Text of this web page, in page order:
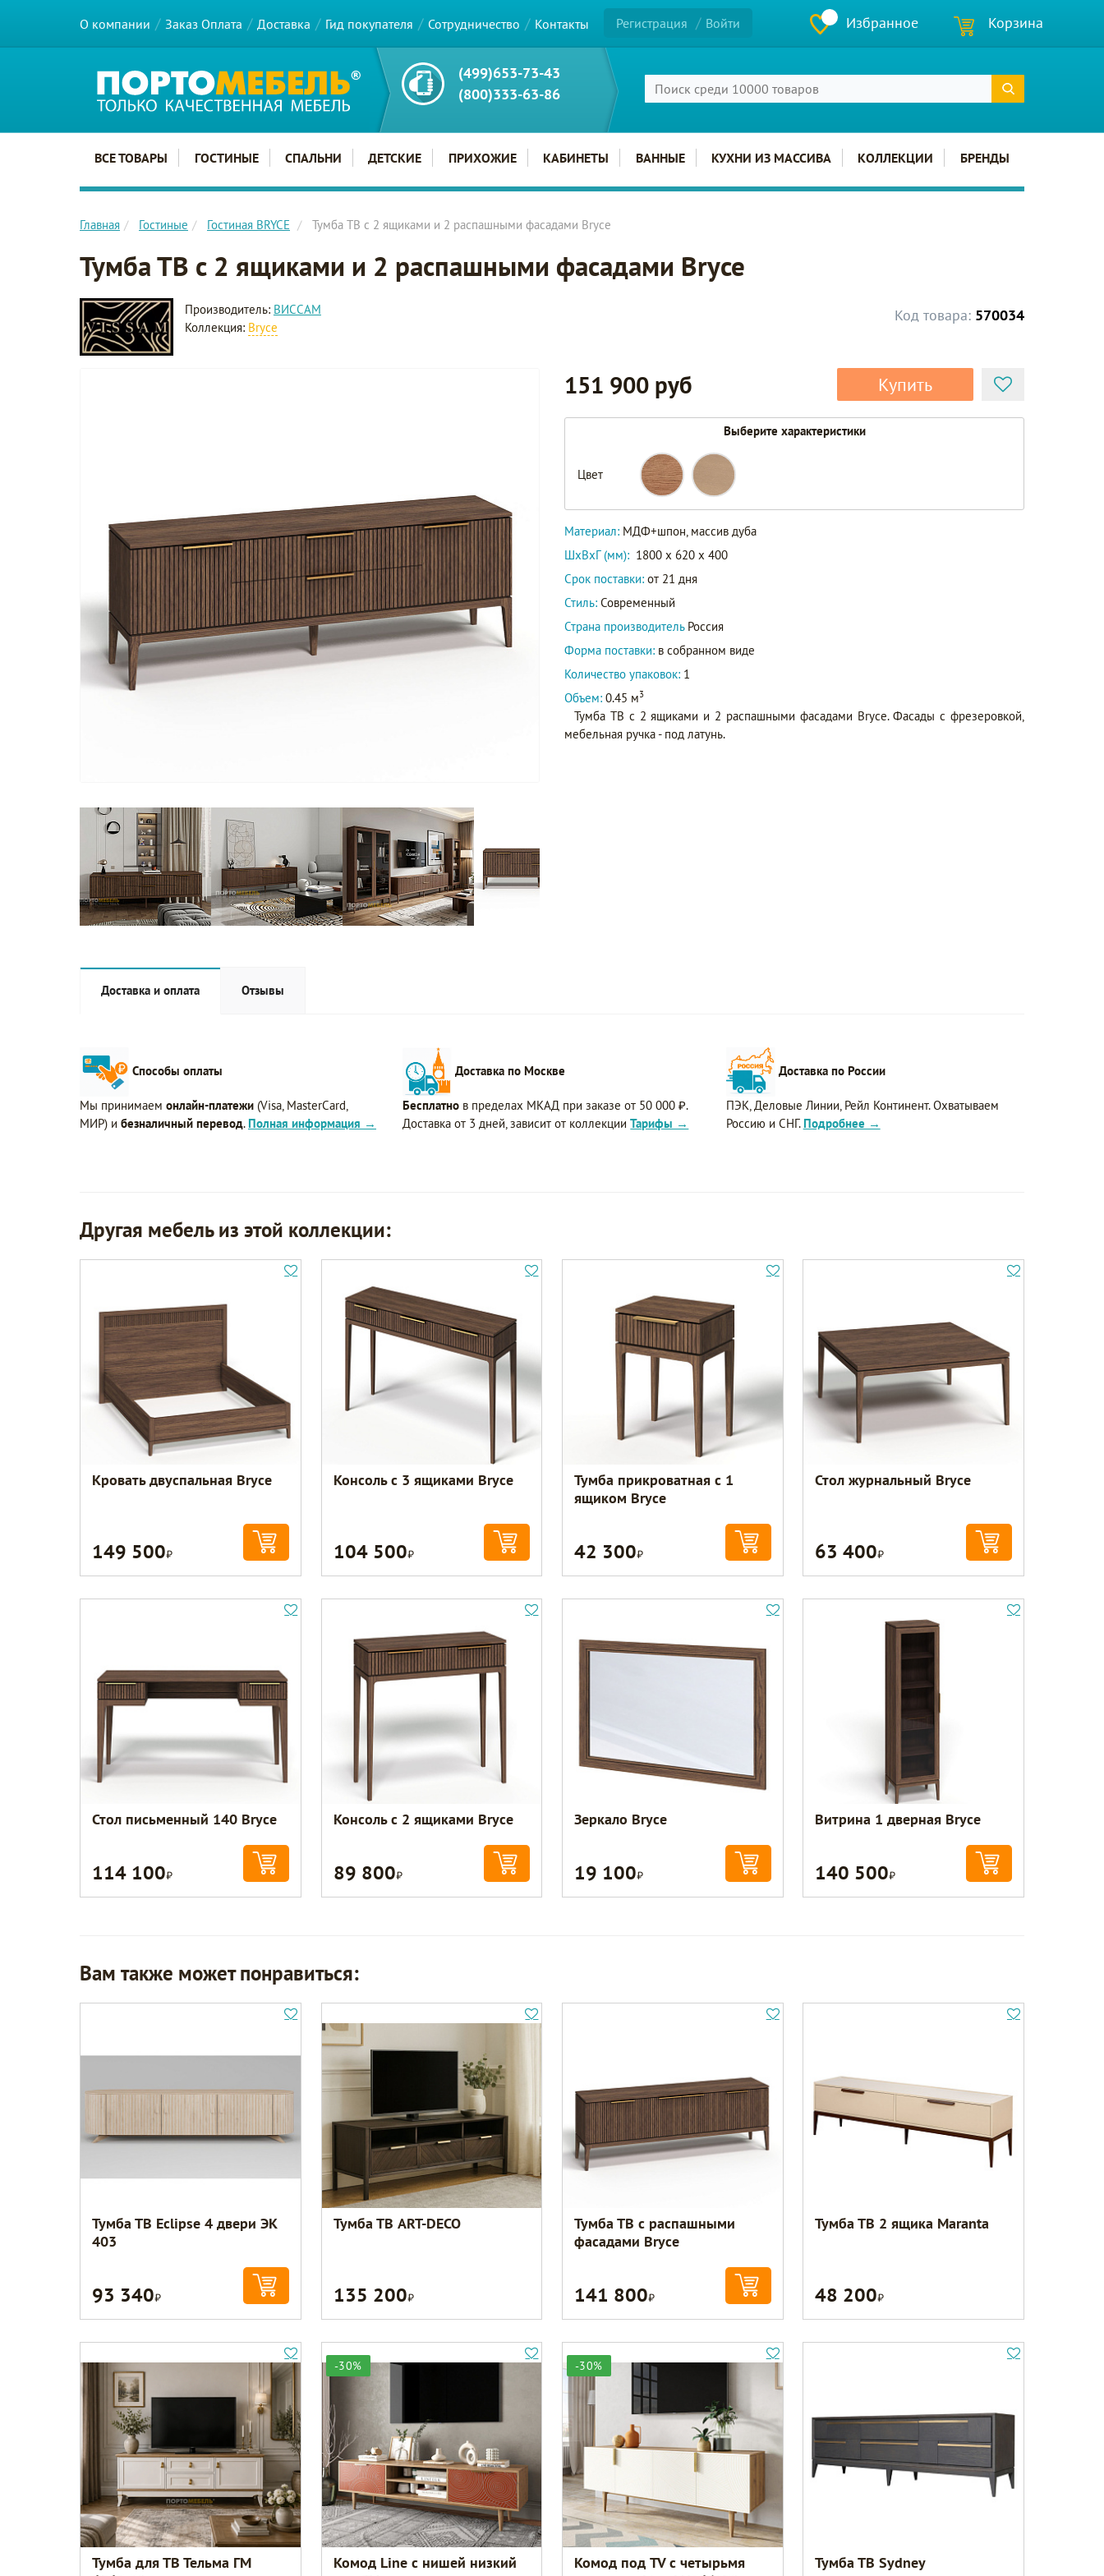
О компании Заказ Оплата Доставка Гид покупателя Сотрудничество Контакты Регистрация Войти Избранное Корзина
(499)653-73-43
(800)333-63-86
Главное меню сайта
ВСЕ ТОВАРЫ ГОСТИНЫЕ СПАЛЬНИ ДЕТСКИЕ ПРИХОЖИЕ КАБИНЕТЫ ВАННЫЕ КУХНИ ИЗ МАССИВА КОЛЛЕКЦИИ БРЕНДЫ
Главная Гостиные Гостиная BRYCE Тумба ТВ с 2 ящиками и 2 распашными фасадами Bryce
Тумба ТВ с 2 ящиками и 2 распашными фасадами Bryce
Код товара: 570034
Производитель: ВИССАМ
Коллекция: Bryce
151 900 руб Купить
Выберите характеристики
Цвет
21022.01
21022.02
Материал: МДФ+шпон, массив дуба
ШxВxГ (мм): 1800 x 620 x 400
Срок поставки: от 21 дня
Стиль: Современный
Страна производитель Россия
Форма поставки: в собранном виде
Количество упаковок: 1
Объем: 0.45 м3
Тумба ТВ с 2 ящиками и 2 распашными фасадами Bryce. Фасады с фрезеровкой,
мебельная ручка - под латунь.
Доставка и оплата Отзывы
Способы оплаты
Мы принимаем онлайн-платежи (Visa, MasterCard,
МИР) и безналичный перевод. Полная информация →
Доставка по Москве
Бесплатно в пределах МКАД при заказе от 50 000 ₽.
Доставка от 3 дней, зависит от коллекцииТарифы →
Доставка по России
ПЭК, Деловые Линии, Рейл Континент. Охватываем
Россию и СНГ. Подробнее →
Другая мебель из этой коллекции:
Кровать двуспальная Bryce
149 500Р
Консоль с 3 ящиками Bryce
104 500Р
Тумба прикроватная с 1
ящиком Bryce
42 300Р
Стол журнальный Bryce
63 400Р
Стол письменный 140 Bryce
114 100Р
Консоль с 2 ящиками Bryce
89 800Р
Зеркало Bryce
19 100Р
Витрина 1 дверная Bryce
140 500Р
Вам также может понравиться:
Тумба ТВ Eclipse 4 двери ЭК
403
93 340Р
Тумба ТВ ART-DECO
135 200Р
Тумба ТВ с распашными
фасадами Bryce
141 800Р
Тумба ТВ 2 ящика Maranta
48 200Р
Тумба для ТВ Тельма ГМ
-30%
Комод Line с нишей низкий
-30%
Комод под TV с четырьмя
Тумба ТВ Sydney